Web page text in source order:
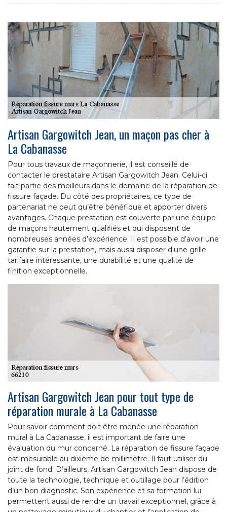
Artisan Gargowitch Jean, un maçon pas cher à
La Cabanasse
Pour tous travaux de maçonnerie, il est conseillé de
contacter le prestataire Artisan Gargowitch Jean. Celui-ci
fait partie des meilleurs dans le domaine de la réparation de
fissure façade. Du côté des propriétaires, ce type de
partenariat ne peut qu’être bénéfique et apporter divers
avantages. Chaque prestation est couverte par une équipe
de maçons hautement qualifiés et qui disposent de
nombreuses années d’expérience. Il est possible d’avoir une
garantie sur la prestation, mais aussi disposer d'une grille
tarifaire intéressante, une durabilité et une qualité de
finition exceptionnelle.
Artisan Gargowitch Jean pour tout type de
réparation murale à La Cabanasse
Pour savoir comment doit être menée une réparation
mural à La Cabanasse, il est important de faire une
évaluation du mur concerné. La réparation de fissure façade
est mesurable au dixième de millimètre. Il faut utiliser du
joint de fond. D’ailleurs, Artisan Gargowitch Jean dispose de
toute la technologie, technique et outillage pour l’édition
d’un bon diagnostic. Son expérience et sa formation lui
permettent aussi de rendre un travail exceptionnel, grâce à